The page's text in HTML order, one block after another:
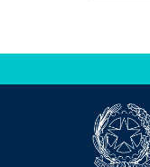
Evaluate